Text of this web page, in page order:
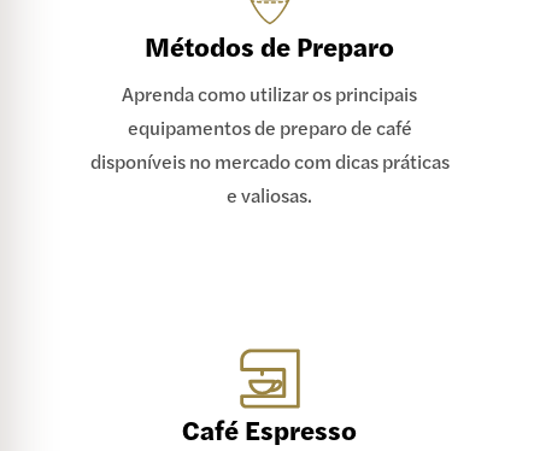
Métodos de Preparo
Aprenda como utilizar os principais
equipamentos de preparo de café
disponíveis no mercado com dicas práticas
e valiosas.
Café Espresso